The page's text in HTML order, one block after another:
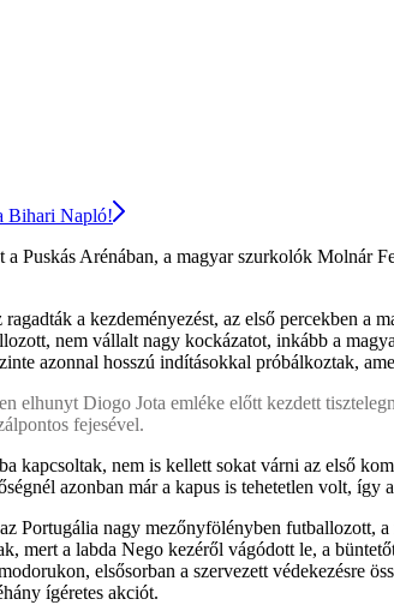
Bihari Napló!
a Puskás Arénában, a magyar szurkolók
a kezdeményezést, az első percekben
nem vállalt nagy kockázatot, inkább a
azonnal hosszú indításokkal próbálkoztak,
elhunyt Diogo Jota emléke előtt kezdett
fejesével.
kapcsoltak, nem is kellett sokat várni az első
azonban már a kapus is tehetetlen volt, így
Portugália nagy mezőnyfölényben futballozott,
mert a labda Nego kezéről vágódott le, a
elsősorban a szervezett védekezésre
ígéretes akciót.